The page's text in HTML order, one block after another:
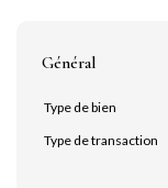
Général
Type de bien
Type de transaction